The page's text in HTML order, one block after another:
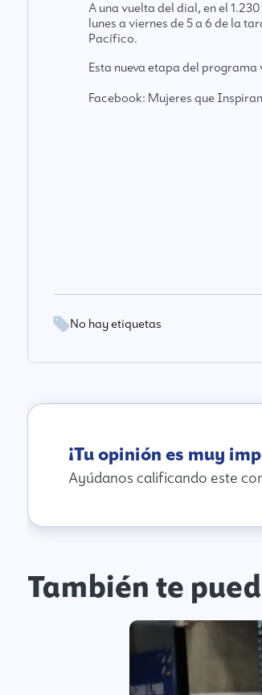
A una vuelta del dial, en el
lunes a viernes de 5 a 6 de la
Pacífico.
Esta nueva etapa del programa
Facebook: Mujeres que
No hay etiquetas
¡Tu opinión es muy
Ayúdanos calificando este
También te